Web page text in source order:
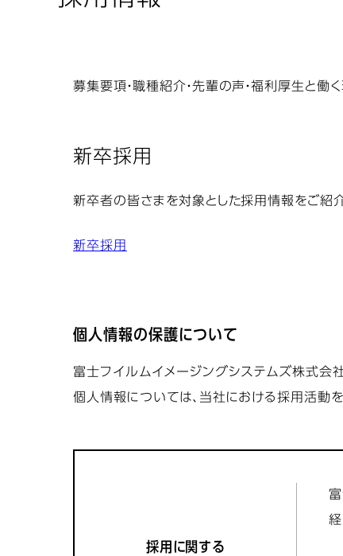
募集要項・職種紹介・先輩の声・福利厚生と働
新卒採用
新卒者の皆さまを対象とした採用情報をご紹介
新卒採用
個人情報の保護について
富士フイルムイメージングシステムズ株式会
個人情報については、当社における採用活動
採用に関する